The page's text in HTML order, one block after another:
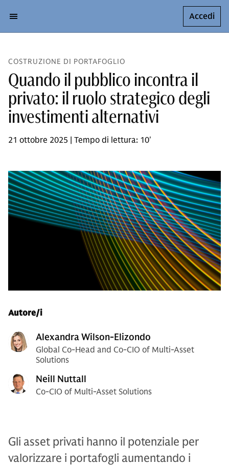
Accedi
COSTRUZIONE DI PORTAFOGLIO
Quando il pubblico incontra il
privato: il ruolo strategico degli
investimenti alternativi
21 ottobre 2025 | Tempo di lettura: 10'
Autore/i
Alexandra Wilson-Elizondo
Global Co-Head and Co-CIO of Multi-Asset
Solutions
Neill Nuttall
Co-CIO of Multi-Asset Solutions
Gli asset privati hanno il potenziale per
valorizzare i portafogli aumentando i